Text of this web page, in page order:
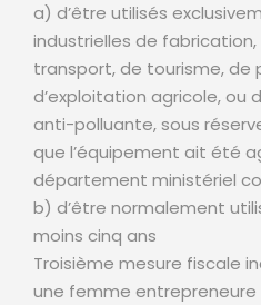
a) d’être utilisés
industrielles de
transport, de tourisme, de
d’exploitation agricole, ou
anti-polluante, sous
que l’équipement ait été
département ministériel
b) d’être normalement
moins cinq ans
Troisième mesure fiscale
une femme